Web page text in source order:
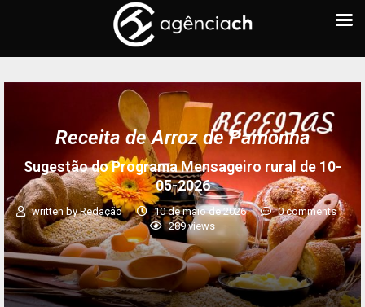
Receita de Arroz de Pamonha
Sugestão do Programa Mensageiro rural de 10-
05-2026
written byRedação 10 de maio de 2026
0 comments
289views